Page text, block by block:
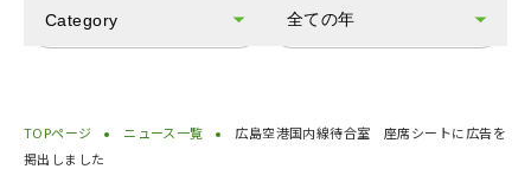
Category 全ての年
TOPページ ニュース一覧
広島空港国内線待合室 座席シートに広告を
掲出しました